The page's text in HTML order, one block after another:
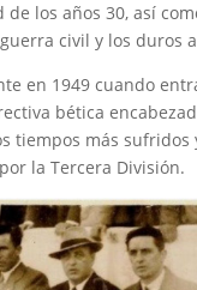
los años 30, así
civil y los duros
en 1949 cuando
bética
tiempos más sufridos
la Tercera División.